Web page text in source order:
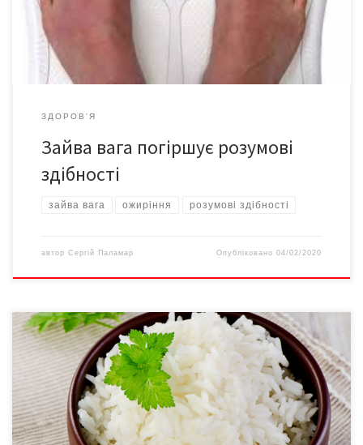
психічний стан людини, так і на розумові здібності. За деякими
даними, майже чверть громадян України страждають […]
ЗДОРОВ'Я
Зайва вага погіршує розумові
здібності
зайва вага ожиріння розумові здібності
автор Сергій Паламар Опубліковано04/02/2020
Японські науковці дійшли висновку, що вживання 150 г рису
щодня допоможе позбутися від зайвих кілограмів, повідомляє
harchi.info. Дослідники вивчили раціон харчування і спосіб
життя представників 136 країн. Громадяни тих держав, де
їдять у середньому 150 грамів рису на день, виявилися більш